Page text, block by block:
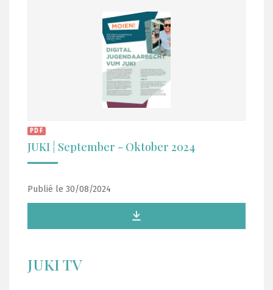
PDF
JUKI ¦ September - Oktober 2024
Publié le 30/08/2024
JUKI TV